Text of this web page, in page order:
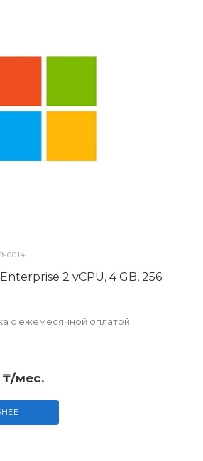
0014
2 vCPU, 4 GB, 256
с ежемесячной оплатой
₸/мес.